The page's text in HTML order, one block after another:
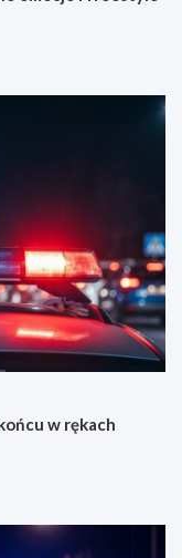
w rękach